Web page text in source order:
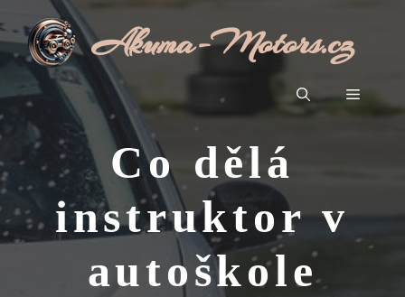
Přeskočit
na
obsah
Akuma-Motors.cz
Menu
Co dělá
instruktor v
autoškole